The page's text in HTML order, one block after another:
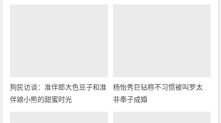
狗民访谈：准伴郎大色豆子和准
伴娘小熊的甜蜜时光
杨怡秀巨钻称不习惯被叫罗太
非奉子成婚